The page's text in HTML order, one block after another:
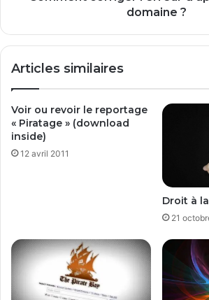
domaine ?
Articles similaires
Voir ou revoir le reportage
« Piratage » (download
inside)
12 avril 2011
Droit à
21